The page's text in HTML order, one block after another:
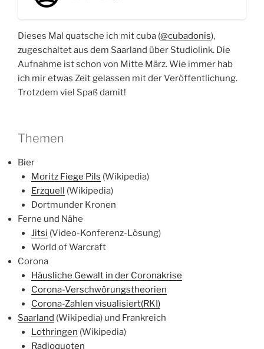
Dieses Mal quatsche ich mit cuba (@cubadonis),
zugeschaltet aus dem Saarland über Studiolink. Die
Aufnahme ist schon von Mitte März. Wie immer hab
ich mir etwas Zeit gelassen mit der Veröffentlichung.
Trotzdem viel Spaß damit!
Themen
Bier
Moritz Fiege Pils (Wikipedia)
Erzquell (Wikipedia)
Dortmunder Kronen
Ferne und Nähe
Jitsi (Video-Konferenz-Lösung)
World of Warcraft
Corona
Häusliche Gewalt in der Coronakrise
Corona-Verschwörungstheorien
Corona-Zahlen visualisiert(RKI)
Saarland (Wikipedia) und Frankreich
Lothringen (Wikipedia)
Radioquoten